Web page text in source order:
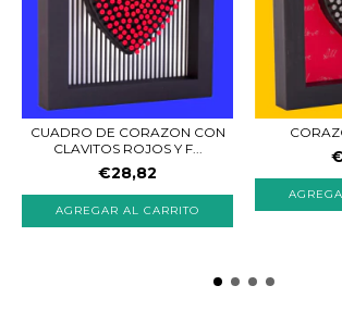
CUADRO DE CORAZON CON
CLAVITOS ROJOS Y F...
€28,82
AGREGAR AL CARRITO